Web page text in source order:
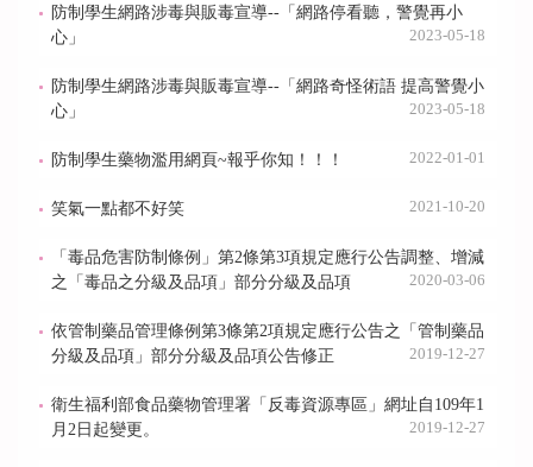
防制學生網路涉毒與販毒宣導--「網路停看聽，警覺再小
心」
2023-05-18
防制學生網路涉毒與販毒宣導--「網路奇怪術語 提高警覺小
心」
2023-05-18
防制學生藥物濫用網頁~報乎你知！！！ 2022-01-01
笑氣一點都不好笑 2021-10-20
「毒品危害防制條例」第2條第3項規定應行公告調整、增減
之「毒品之分級及品項」部分分級及品項
2020-03-06
依管制藥品管理條例第3條第2項規定應行公告之「管制藥品
分級及品項」部分分級及品項公告修正
2019-12-27
衛生福利部食品藥物管理署「反毒資源專區」網址自109年1
月2日起變更。
2019-12-27